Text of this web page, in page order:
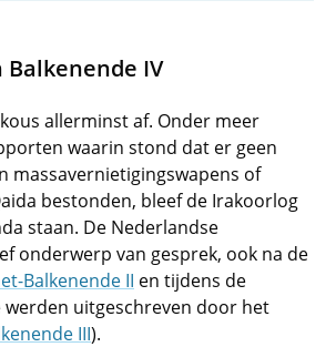
IV
allerminst af. Onder meer
waarin stond dat er geen
massavernietigingswapens of
bestonden, bleef de Irakoorlog
staan. De Nederlandse
onderwerp van gesprek, ook na de
Balkenende II en tijdens de
werden uitgeschreven door het
III).